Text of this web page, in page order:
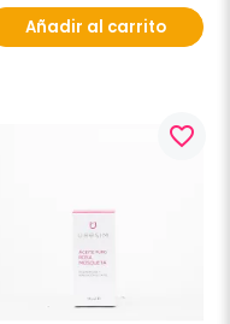
Añadir al carrito
favorite_border